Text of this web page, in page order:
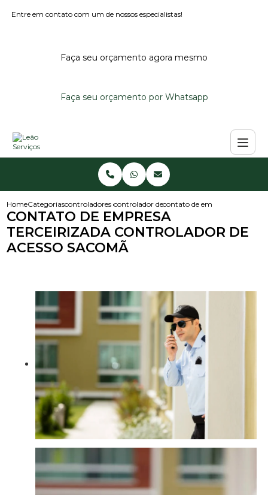
Entre em contato com um de nossos especialistas!
Faça seu orçamento agora mesmo
Faça seu orçamento por Whatsapp
HomeCategoriascontroladores de acessocontrolador de acesso externo
contato de empresa
CONTATO DE EMPRESA
TERCEIRIZADA CONTROLADOR DE
ACESSO SACOMÃ